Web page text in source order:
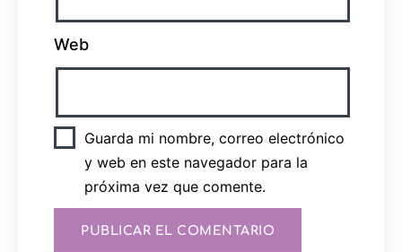
Web
Guarda mi nombre, correo electrónico
y web en este navegador para la
próxima vez que comente.